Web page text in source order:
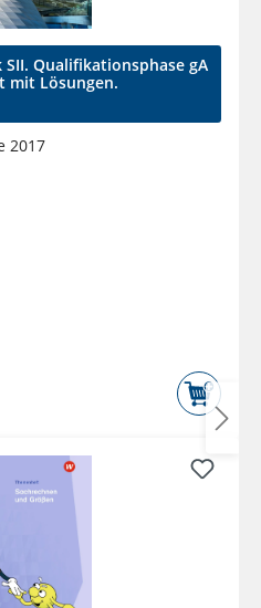
Qualifikationsphase gA
mit Lösungen.
2017